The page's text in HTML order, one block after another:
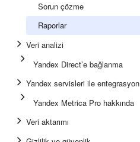
Sorun çözme
Raporlar
Veri analizi
Yandex Direct’e bağlanma
Yandex servisleri ile entegrasyon
Yandex Metrica Pro hakkında
Veri aktarımı